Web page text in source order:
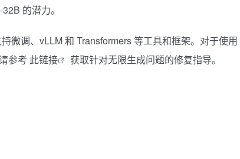
的潜力。
微调、vLLM 和 Transformers 等工具和框架。对于使用
参考 此链接 获取针对无限生成问题的修复指导。